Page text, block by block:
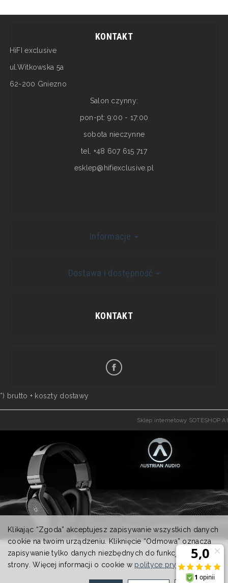
KONTAKT
HiFI exclusive
ul.Witkowska 5a
62-200 Gniezno
Salon czynny:
pon-pt: 9:00 - 17:00
sobota nieczynne
tel. +48 607 615 717
esklep@hifiexclusive.pl
Informacje
Dostawa i dostępność
KONTAKT
*) brutto + koszty dostawy
Sklep internetowy SOTESHOP AI
Klikając “Zgoda” akceptujesz zapisywanie wszystkich danych
cookie na twoim urządzeniu. Kliknięcie “Odmowa” oznacza
zapisywanie tylko danych niezbędnych do funkcjonowania
strony. Więcej informacji o cookie w polityce prywatności.